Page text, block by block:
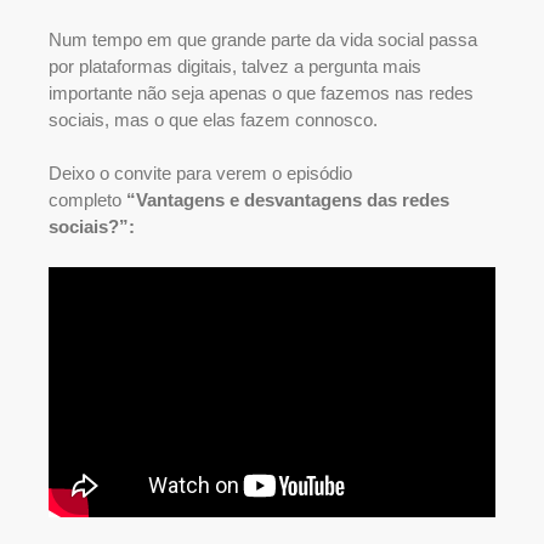
Num tempo em que grande parte da vida social passa
por plataformas digitais, talvez a pergunta mais
importante não seja apenas o que fazemos nas redes
sociais, mas o que elas fazem connosco.
Deixo o convite para verem o episódio
completo “Vantagens e desvantagens das redes
sociais?”: